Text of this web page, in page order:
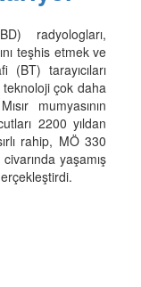
radyologları,
teşhis etmek ve
tarayıcıları
çok daha
mumyasının
2200 yıldan
rahip, MÖ 330
yaşamış